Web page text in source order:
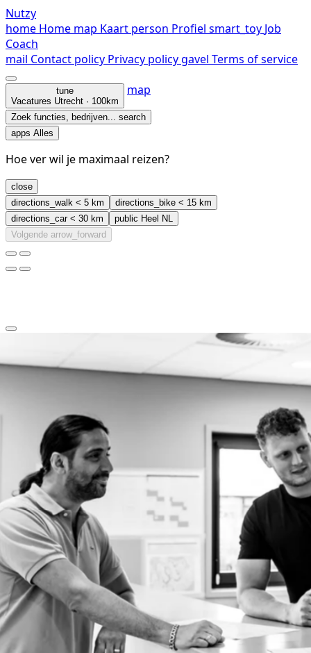
Nutzy
home Home map Kaart person Profiel smart_toy Job
Coach
mail Contact policy Privacy policygavel Terms of service
tune
Vacatures Utrecht · 100km
map
Zoek functies, bedrijven... search
apps Alles
Hoe ver wil je maximaal reizen?
close
directions_walk < 5 km directions_bike < 15 km
directions_car< 30 km public Heel NL
Volgende arrow_forward